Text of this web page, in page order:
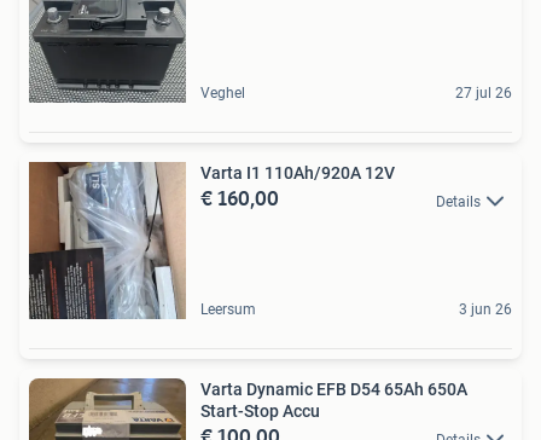
Veghel 27 jul 26
Varta I1 110Ah/920A 12V
€ 160,00 Details
Leersum 3 jun 26
Varta Dynamic EFB D54 65Ah 650A
Start-Stop Accu